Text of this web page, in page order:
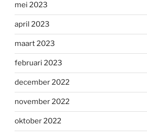
mei 2023
april 2023
maart 2023
februari 2023
december 2022
november 2022
oktober 2022